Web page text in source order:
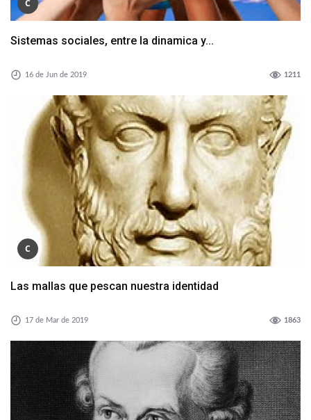
C
Sistemas sociales, entre la dinamica y...
16 de Jun de 2019 1211
C
Las mallas que pescan nuestra identidad
17 de Mar de 2019 1863